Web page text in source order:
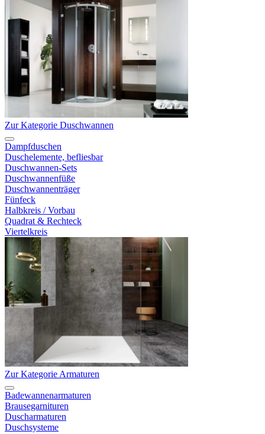
Zur Kategorie Duschwannen
Dampfduschen
Duschelemente, befliesbar
Duschwannen-Sets
Duschwannenfüße
Duschwannenträger
Fünfeck
Halbkreis / Vorbau
Quadrat & Rechteck
Viertelkreis
Zur Kategorie Armaturen
Badewannenarmaturen
Brausegarnituren
Duscharmaturen
Duschsysteme